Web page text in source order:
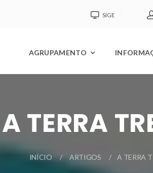
SIGE
AGRUPAMENTO
A TERRA
INÍCIO ARTIGOS A TERRA